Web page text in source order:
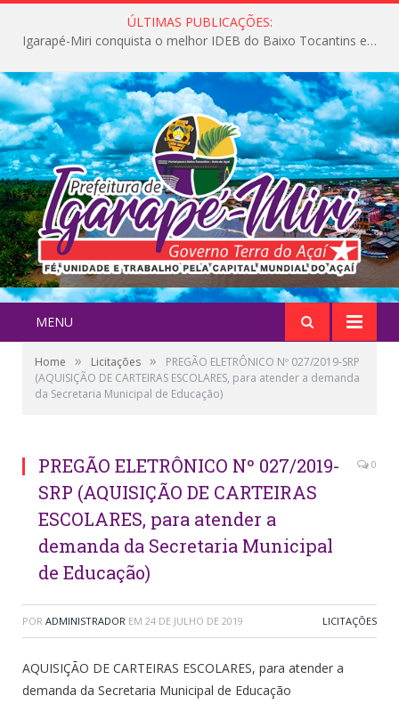
ÚLTIMAS PUBLICAÇÕES:
Igarapé-Miri conquista o melhor IDEB do Baixo Tocantins e avança na qualidade da educação pública
MENU
Home » Licitações »
PREGÃO ELETRÔNICO Nº 027/2019-SRP
(AQUISIÇÃO DE CARTEIRAS ESCOLARES, para atender a demanda
da Secretaria Municipal de Educação)
PREGÃO ELETRÔNICO Nº 027/2019-
SRP (AQUISIÇÃO DE CARTEIRAS
ESCOLARES, para atender a
demanda da Secretaria Municipal
de Educação)
0
POR ADMINISTRADOR EM 24 DE JULHO DE 2019 LICITAÇÕES
AQUISIÇÃO DE CARTEIRAS ESCOLARES, para atender a
demanda da Secretaria Municipal de Educação